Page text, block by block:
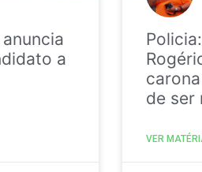
a
de ser
VER